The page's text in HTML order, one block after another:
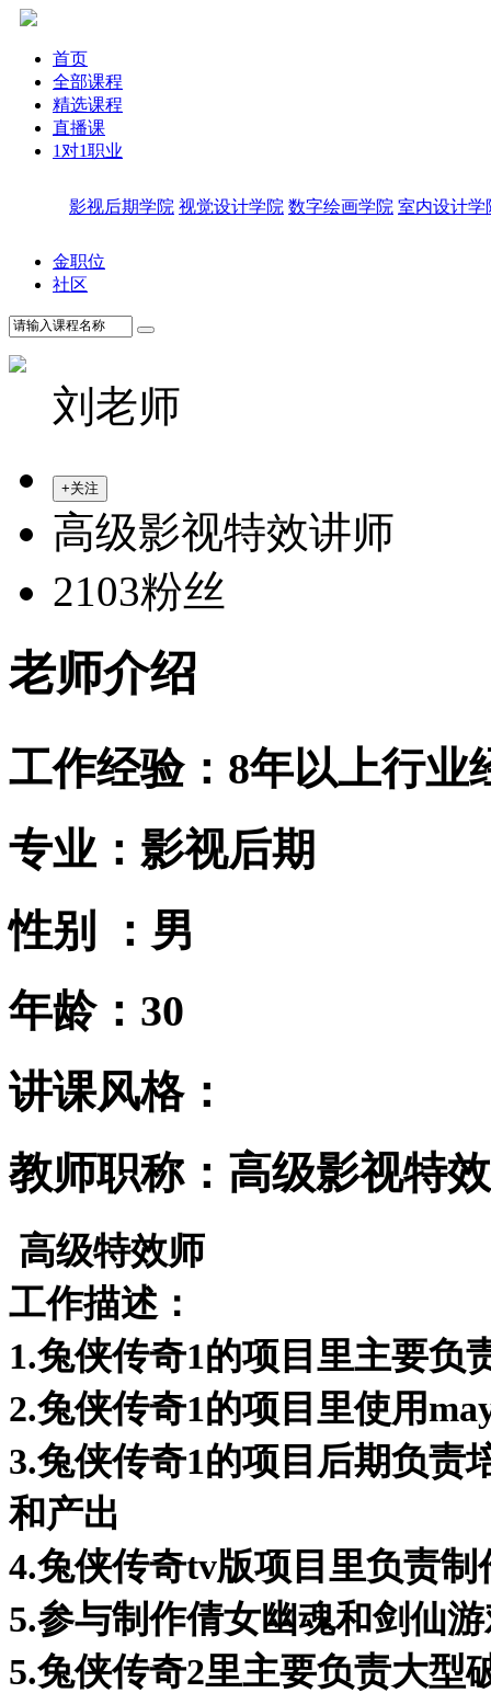
首页
全部课程
精选课程
直播课
1对1职业
影视后期学院 视觉设计学院 数字绘画学院 室内设计学
金职位
社区
刘老师
+关注
高级影视特效讲师
2103粉丝
老师介绍
工作经验：8年以上行业
专业：影视后期
性别 ：男
年龄：30
讲课风格：
教师职称：高级影视特
高级特效师
工作描述：
1.兔侠传奇1的项目里主要负
2.兔侠传奇1的项目里使用
3.兔侠传奇1的项目后期负责
和产出
4.兔侠传奇tv版项目里负责
5.参与制作倩女幽魂和剑仙
5.兔侠传奇2里主要负责大型